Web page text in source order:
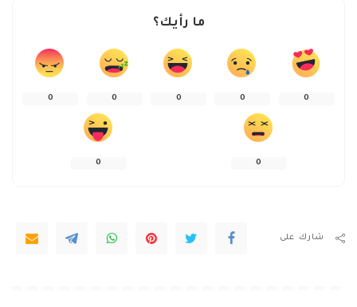
ما رأيك؟
0
0
0
0
0
0
0
شارك على